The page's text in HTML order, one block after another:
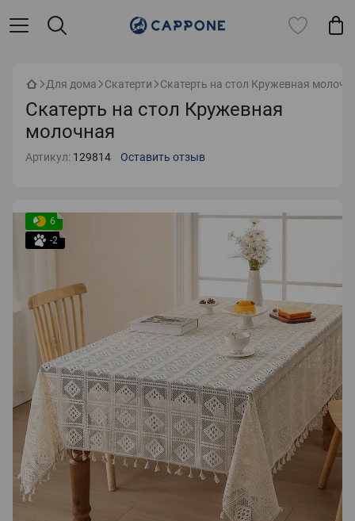
Для дома Скатерти Скатерть на стол Кружевная
Скатерть на стол Кружевная
молочная
Артикул: 129814 Оставить отзыв
6
-2